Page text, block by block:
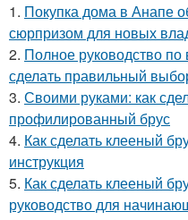
1. Покупка дома в Анапе
сюрпризом для новых
2. Полное руководство
сделать правильный
3. Своими руками: как
профилированный брус
4. Как сделать клееный
инструкция
5. Как сделать клееный
руководство для